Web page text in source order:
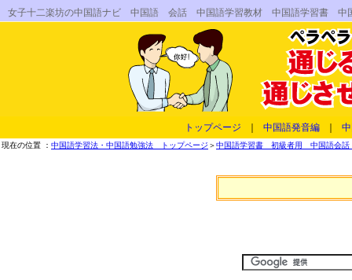
女子十二楽坊の中国語ナビ 中国語 会話 中国語学習教材 中国語学習書
トップページ 中国語発音編
現在の位置 ： 中国語学習法・中国語勉強法 トップページ ＞中国語学習書 初級者用 中国語会話